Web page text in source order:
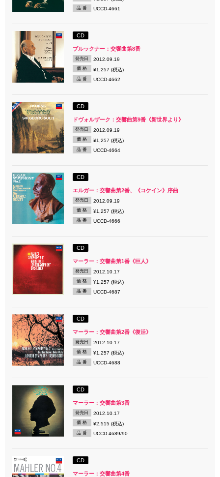
品 番 UCCD-4661
CD
ブルックナー：交響曲第8番
発売日 2012.09.19
価 格 ¥1,257 (税込)
品 番 UCCD-4662
CD
ドヴォルザーク：交響曲第9番《新世界より》
発売日 2012.09.19
価 格 ¥1,257 (税込)
品 番 UCCD-4664
CD
エルガー：交響曲第2番、《コケイン》序曲
発売日 2012.09.19
価 格 ¥1,257 (税込)
品 番 UCCD-4666
CD
マーラー：交響曲第1番《巨人》
発売日 2012.10.17
価 格 ¥1,257 (税込)
品 番 UCCD-4687
CD
マーラー：交響曲第2番《復活》
発売日 2012.10.17
価 格 ¥1,257 (税込)
品 番 UCCD-4688
CD
マーラー：交響曲第3番
発売日 2012.10.17
価 格 ¥2,515 (税込)
品 番 UCCD-4689/90
CD
マーラー：交響曲第4番